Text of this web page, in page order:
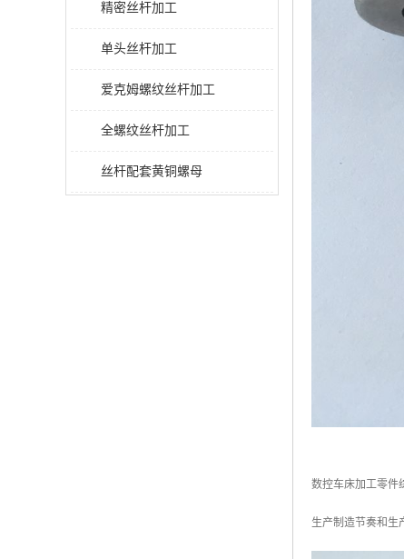
精密丝杆加工
单头丝杆加工
爱克姆螺纹丝杆加工
全螺纹丝杆加工
丝杆配套黄铜螺母
数控车床加工零件
生产制造节奏和生